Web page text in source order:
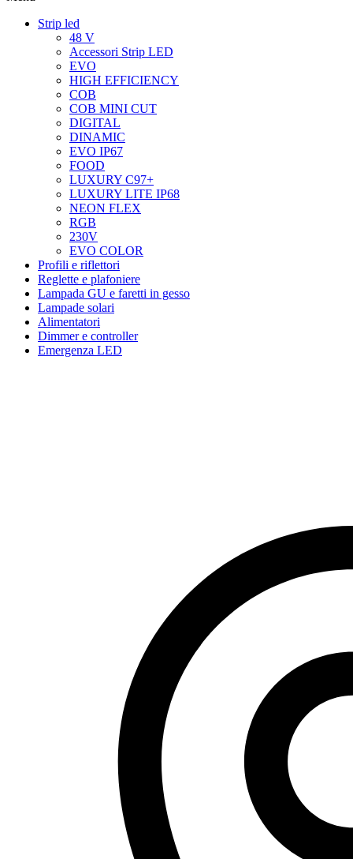
Strip led
48 V
Accessori Strip LED
EVO
HIGH EFFICIENCY
COB
COB MINI CUT
DIGITAL
DINAMIC
EVO IP67
FOOD
LUXURY C97+
LUXURY LITE IP68
NEON FLEX
RGB
230V
EVO COLOR
Profili e riflettori
Reglette e plafoniere
Lampada GU e faretti in gesso
Lampade solari
Alimentatori
Dimmer e controller
Emergenza LED